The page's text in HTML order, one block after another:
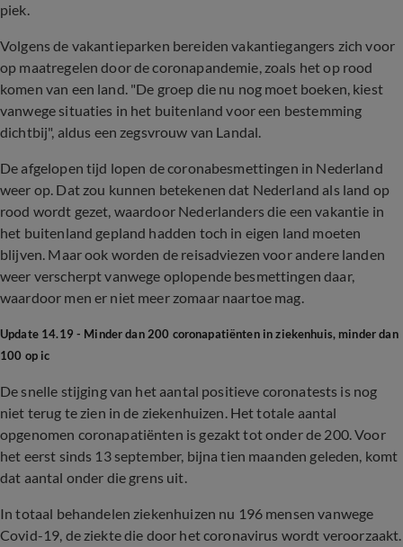
piek.
Volgens de vakantieparken bereiden vakantiegangers zich voor
op maatregelen door de coronapandemie, zoals het op rood
komen van een land. "De groep die nu nog moet boeken, kiest
vanwege situaties in het buitenland voor een bestemming
dichtbij", aldus een zegsvrouw van Landal.
De afgelopen tijd lopen de coronabesmettingen in Nederland
weer op. Dat zou kunnen betekenen dat Nederland als land op
rood wordt gezet, waardoor Nederlanders die een vakantie in
het buitenland gepland hadden toch in eigen land moeten
blijven. Maar ook worden de reisadviezen voor andere landen
weer verscherpt vanwege oplopende besmettingen daar,
waardoor men er niet meer zomaar naartoe mag.
Update 14.19 - Minder dan 200 coronapatiënten in ziekenhuis, minder dan
100 op ic
De snelle stijging van het aantal positieve coronatests is nog
niet terug te zien in de ziekenhuizen. Het totale aantal
opgenomen coronapatiënten is gezakt tot onder de 200. Voor
het eerst sinds 13 september, bijna tien maanden geleden, komt
dat aantal onder die grens uit.
In totaal behandelen ziekenhuizen nu 196 mensen vanwege
Covid-19, de ziekte die door het coronavirus wordt veroorzaakt.